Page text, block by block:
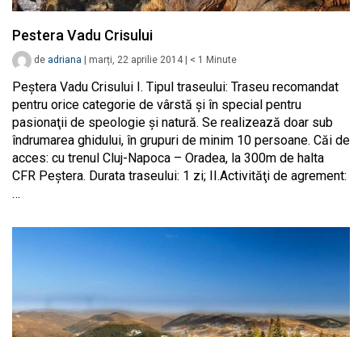
Pestera Vadu Crisului
de adriana marți, 22 aprilie 2014 < 1 Minute
Peştera Vadu Crisului I. Tipul traseului: Traseu recomandat
pentru orice categorie de vârstă şi în special pentru
pasionaţii de speologie şi natură. Se realizează doar sub
îndrumarea ghidului, în grupuri de minim 10 persoane. Căi de
acces: cu trenul Cluj-Napoca – Oradea, la 300m de halta
CFR Peştera. Durata traseului: 1 zi; II.Activităţi de agrement:
…